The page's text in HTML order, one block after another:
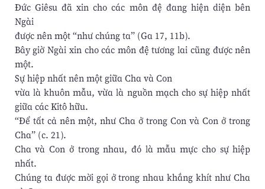
Đức Giêsu đã xin cho các môn đệ đang hiện diện bên
Ngài
được nên một “như chúng ta” (Ga 17, 11b).
Bây giờ Ngài xin cho các môn đệ tương lai cũng được nên
một.
Sự hiệp nhất nên một giữa Cha và Con
vừa là khuôn mẫu, vừa là nguồn mạch cho sự hiệp nhất
giữa các Kitô hữu.
“Để tất cả nên một, như Cha ở trong Con và Con ở trong
Cha” (c. 21).
Cha và Con ở trong nhau, đó là mẫu mực cho sự hiệp
nhất.
Chúng ta được mời gọi ở trong nhau khắng khít như Cha